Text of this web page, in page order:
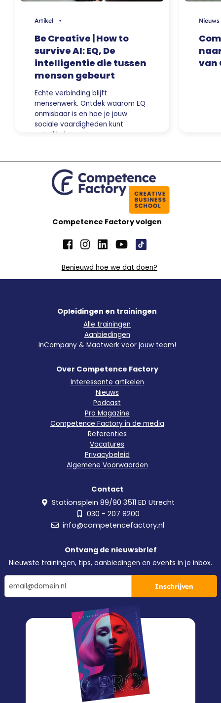
Artikel •
Be Creative | How to
survive AI: EQ, De
intelligentie die tussen
mensen gebeurt
Echte verbinding blijft
mensenwerk. Ontdek waarom EQ
onmisbaar is en hoe je jouw
sociale vaardigheden kunt
ontwikkelen.
van
Competence Factory volgen
Benieuwd hoe we dat doen?
Opleidingen en trainingen
Alle trainingen
Aanbiedingen
InCompany & Maatwerk voor jouw team!
Over Competence Factory
Interessante artikelen
Nieuws
Podcast
Pro Magazine
Competence Factory in de media
Referenties
Vacatures
Privacybeleid
Algemene Voorwaarden
Contact
Stationsplein 89/90 3511 ED Utrecht
030 - 207 8200
info@competencefactory.nl
Ontvang de nieuwsbrief
Nieuwste trainingen, tips, aanbiedingen en events in je inbox.
Inschrijven